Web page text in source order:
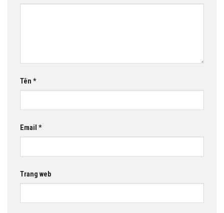
Tên *
Email *
Trang web